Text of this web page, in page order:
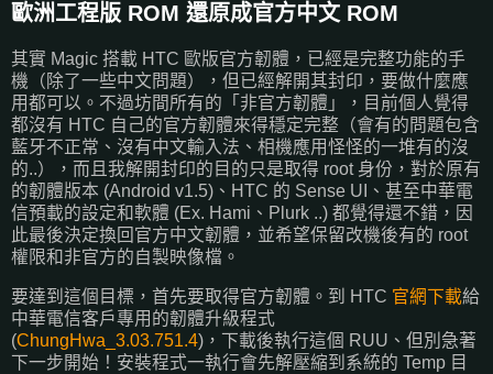
歐洲工程版 ROM 還原成官方中文 ROM
其實 Magic 搭載 HTC 歐版官方韌體，已經是完整功能的手
機（除了一些中文問題），但已經解開其封印，要做什麼應
用都可以。不過坊間所有的「非官方韌體」，目前個人覺得
都沒有 HTC 自己的官方韌體來得穩定完整（會有的問題包含
藍牙不正常、沒有中文輸入法、相機應用怪怪的一堆有的沒
的..），而且我解開封印的目的只是取得 root 身份，對於原有
的韌體版本 (Android v1.5)、HTC 的 Sense UI、甚至中華電
信預載的設定和軟體 (Ex. Hami、Plurk ..) 都覺得還不錯，因
此最後決定換回官方中文韌體，並希望保留改機後有的 root
權限和非官方的自製映像檔。
要達到這個目標，首先要取得官方韌體。到 HTC 官網下載給
中華電信客戶專用的韌體升級程式
(ChungHwa_3.03.751.4)，下載後執行這個 RUU、但別急著
下一步開始！安裝程式一執行會先解壓縮到系統的 Temp 目